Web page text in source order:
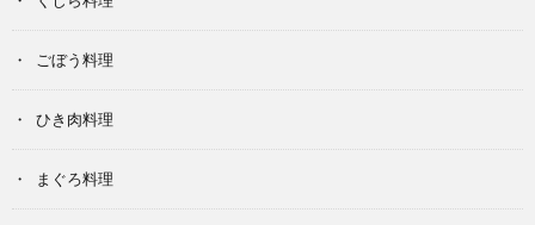
ごぼう料理
ひき肉料理
まぐろ料理